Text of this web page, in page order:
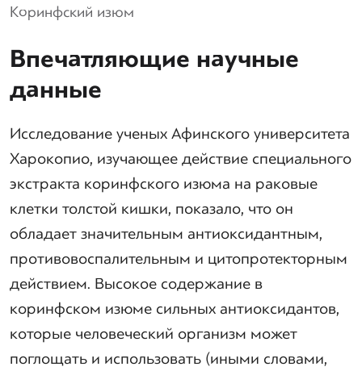
Коринфский изюм
Впечатляющие научные
данные
Исследование ученых Афинского университета
Харокопио, изучающее действие специального
экстракта коринфского изюма на раковые
клетки толстой кишки, показало, что он
обладает значительным антиоксидантным,
противовоспалительным и цитопротекторным
действием. Высокое содержание в
коринфском изюме сильных антиоксидантов,
которые человеческий организм может
поглощать и использовать (иными словами,